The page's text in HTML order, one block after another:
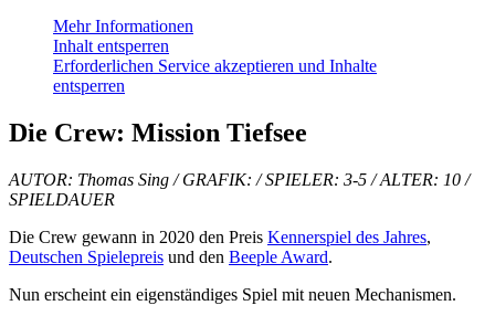
Mehr Informationen
Inhalt entsperren
Erforderlichen Service akzeptieren und Inhalte
entsperren
Die Crew: Mission Tiefsee
AUTOR: Thomas Sing / GRAFIK: / SPIELER: 3-5 / ALTER: 10 /
SPIELDAUER
Die Crew gewann in 2020 den Preis Kennerspiel des Jahres,
Deutschen Spielepreis und den Beeple Award.
Nun erscheint ein eigenständiges Spiel mit neuen Mechanismen.